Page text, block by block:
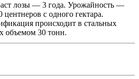
лозы — 3 года. Урожайность —
центнеров с одного гектара.
происходит в стальных
объемом 30 тонн.